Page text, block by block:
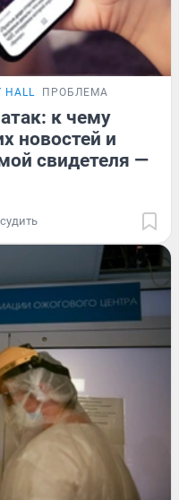
HALL ПРОБЛЕМА
к чему
новостей и
свидетеля —